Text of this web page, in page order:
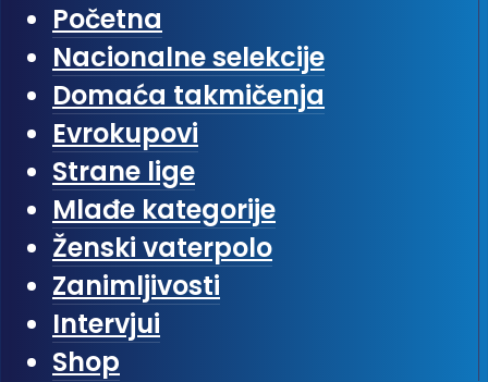
Početna
Nacionalne selekcije
Domaća takmičenja
Evrokupovi
Strane lige
Mlađe kategorije
Ženski vaterpolo
Zanimljivosti
Intervjui
Shop